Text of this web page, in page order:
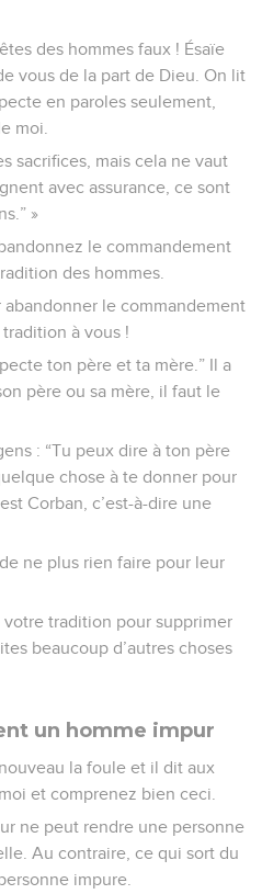
des hommes faux ! Ésaïe
vous de la part de Dieu. On lit
en paroles seulement,
moi.
sacrifices, mais cela ne vaut
avec assurance, ce sont
»
le commandement
des hommes.
le commandement
à vous !
ton père et ta mère.” Il a
père ou sa mère, il faut le
: “Tu peux dire à ton père
chose à te donner pour
Corban, c’est-à-dire une
ne plus rien faire pour leur
tradition pour supprimer
beaucoup d’autres choses
un homme impur
la foule et il dit aux
et comprenez bien ceci.
ne peut rendre une personne
Au contraire, ce qui sort du
impure.